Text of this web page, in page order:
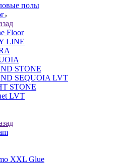
полы
Floor
LINE
STONE
SEQUOIA LVT
STONE
LVT
XXL Glue